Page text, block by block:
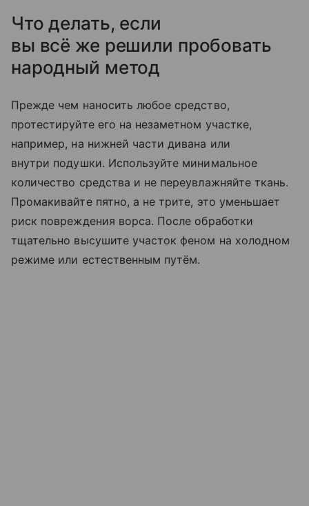
Что делать, если
вы всё же решили пробовать
народный метод
Прежде чем наносить любое средство,
протестируйте его на незаметном участке,
например, на нижней части дивана или
внутри подушки. Используйте минимальное
количество средства и не переувлажняйте ткань.
Промакивайте пятно, а не трите, это уменьшает
риск повреждения ворса. После обработки
тщательно высушите участок феном на холодном
режиме или естественным путём.